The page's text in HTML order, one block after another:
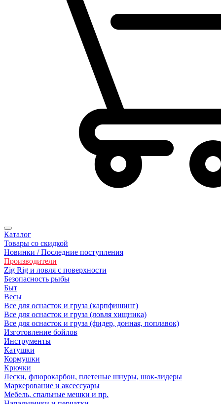
Каталог
Товары со скидкой
Новинки / Последние поступления
Производители
Zig Rig и ловля с поверхности
Безoпасность рыбы
Быт
Весы
Все для оснасток и груза (карпфишинг)
Все для оснасток и груза (ловля хищника)
Все для оснасток и груза (фидер, донная, поплавок)
Изготовление бойлов
Инструменты
Катушки
Кормушки
Крючки
Лески, флюрокарбон, плетеные шнуры, шок-лидеры
Маркерование и аксессуары
Мебель, спальные мешки и пр.